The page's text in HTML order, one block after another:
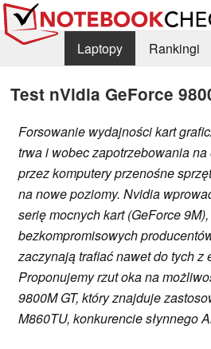
Laptopy Rankingi
Test nVidia GeForce
Forsowanie wydajności kart
trwa i wobec zapotrzebowania
przez komputery przenośne
na nowe poziomy. Nvidia
serię mocnych kart (GeForce
bezkompromisowych
zaczynają trafiać nawet do tych z
Proponujemy rzut oka na
9800M GT, który znajduje
M860TU, konkurencie słynnego